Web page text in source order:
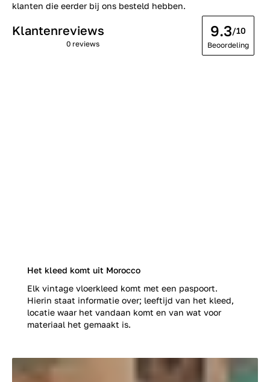
klanten die eerder bij ons besteld hebben.
Het kleed komt uit Morocco
Elk vintage vloerkleed komt met een paspoort.
Hierin staat informatie over; leeftijd van het kleed,
locatie waar het vandaan komt en van wat voor
materiaal het gemaakt is.
Klantenreviews
0 reviews
9.3/10
Beoordeling